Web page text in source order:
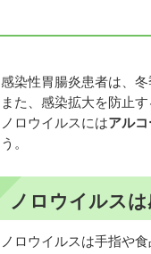
感染性胃腸炎患者は、
また、感染拡大を防止
ノロウイルスにはアルコ
う。
ノロウイルスは
ノロウイルスは手指や食